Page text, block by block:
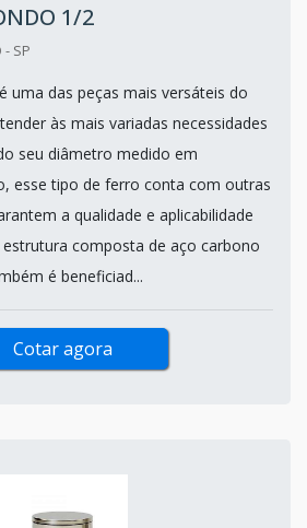
1/2
- SP
uma das peças mais versáteis do
às mais variadas necessidades
seu diâmetro medido em
esse tipo de ferro conta com outras
a qualidade e aplicabilidade
composta de aço carbono
é beneficiad...
Cotar agora